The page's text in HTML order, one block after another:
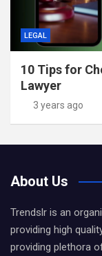
LEGAL
10 Tips for
Lawyer
3 years ago
About Us
Trendslr is an
providing high
providing plethora